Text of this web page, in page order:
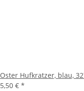
Oster Hufkratzer, blau,
5,50 € *